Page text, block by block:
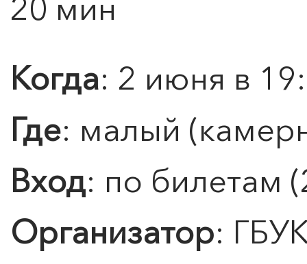
20 мин
Когда: 2 июня в
Где: малый
Вход: по билетам
Организатор: